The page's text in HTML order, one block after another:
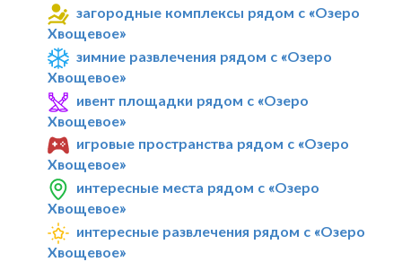
загородные комплексы рядом с «Озеро
Хвощевое»
зимние развлечения рядом с «Озеро
Хвощевое»
ивент площадки рядом с «Озеро
Хвощевое»
игровые пространства рядом с «Озеро
Хвощевое»
интересные места рядом с «Озеро
Хвощевое»
интересные развлечения рядом с «Озеро
Хвощевое»